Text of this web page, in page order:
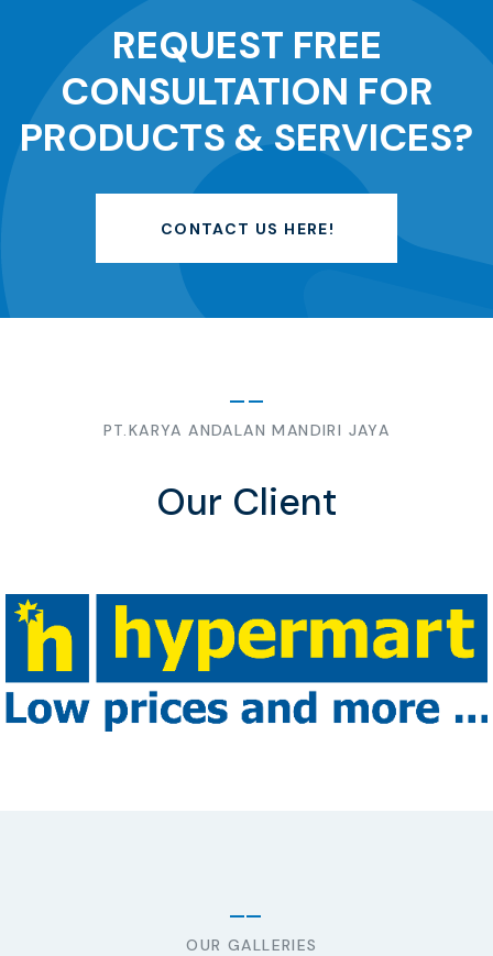
REQUEST FREE
CONSULTATION FOR
PRODUCTS & SERVICES?
CONTACT US HERE!
PT.KARYA ANDALAN MANDIRI JAYA
Our Client
OUR GALLERIES